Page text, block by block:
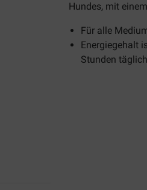
Hundes, mit
Für alle
Energiegehalt
Stunden